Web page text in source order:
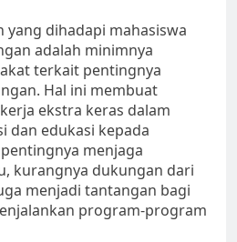
yang dihadapi mahasiswa
adalah minimnya
terkait pentingnya
Hal ini membuat
ekstra keras dalam
dan edukasi kepada
menjaga
kurangnya dukungan dari
menjadi tantangan bagi
program-program